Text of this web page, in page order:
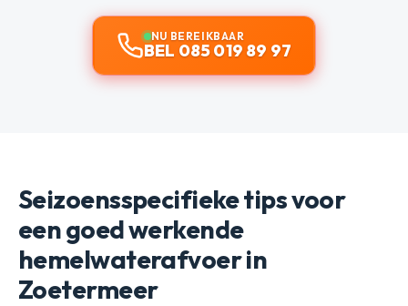
NU BEREIKBAAR
BEL 085 019 89 97
Seizoensspecifieke tips voor
een goed werkende
hemelwaterafvoer in
Zoetermeer